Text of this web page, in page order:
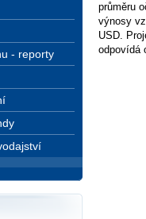
průměru
výnosy
USD.
odpovídá
- reporty